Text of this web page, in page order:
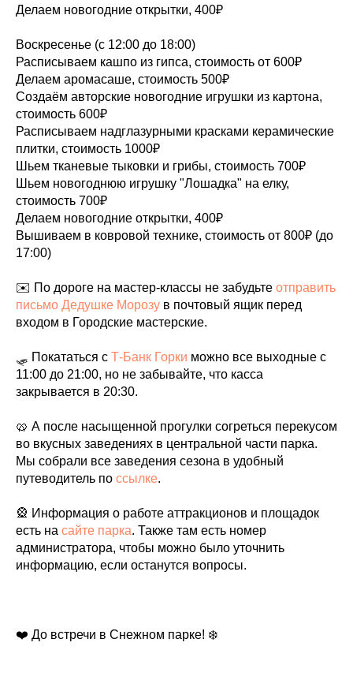
Делаем новогодние открытки, 400₽
Воскресенье (с 12:00 до 18:00)
Расписываем кашпо из гипса, стоимость от 600₽
Делаем аромасаше, стоимость 500₽
Создаём авторские новогодние игрушки из картона,
стоимость 600₽
Расписываем надглазурными красками керамические
плитки, стоимость 1000₽
Шьем тканевые тыковки и грибы, стоимость 700₽
Шьем новогоднюю игрушку "Лошадка" на елку,
стоимость 700₽
Делаем новогодние открытки, 400₽
Вышиваем в ковровой технике, стоимость от 800₽ (до
17:00)
✉️ По дороге на мастер-классы не забудьте отправить
письмо Дедушке Морозу в почтовый ящик перед
входом в Городские мастерские.
🛷 Покататься с Т-Банк Горки можно все выходные с
11:00 до 21:00, но не забывайте, что касса
закрывается в 20:30.
🥨 А после насыщенной прогулки согреться перекусом
во вкусных заведениях в центральной части парка.
Мы собрали все заведения сезона в удобный
путеводитель по ссылке.
🎡 Информация о работе аттракционов и площадок
есть на сайте парка. Также там есть номер
администратора, чтобы можно было уточнить
информацию, если останутся вопросы.
❤️ До встречи в Снежном парке! ❄️